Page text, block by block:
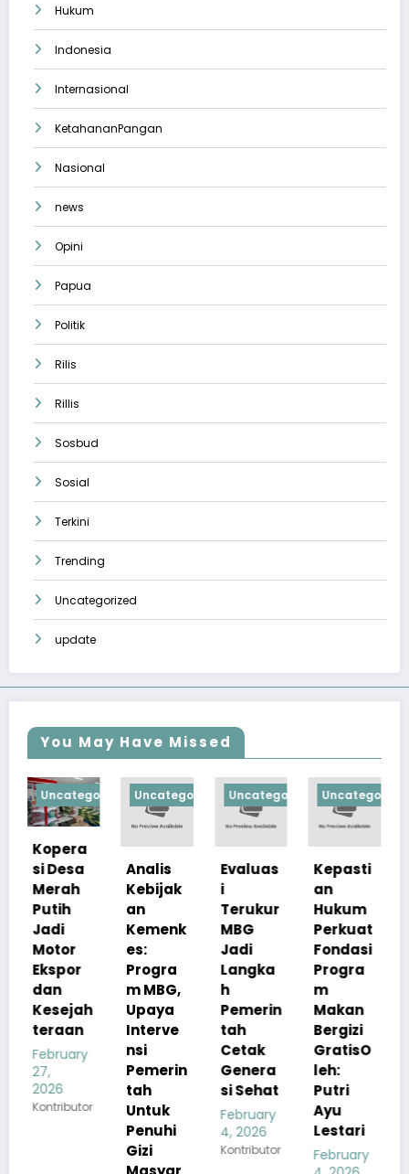
Hukum
Indonesia
Internasional
KetahananPangan
Nasional
news
Opini
Papua
Politik
Rilis
Rillis
Sosbud
Sosial
Terkini
Trending
Uncategorized
update
You May Have Missed
Uncategorized
Analis
Kebijak
an
Kemenk
es:
Progra
m MBG,
Upaya
Interve
nsi
Pemerin
tah
Untuk
Uncategorized
Evaluas
i
Terukur
MBG
Jadi
Langka
h
Pemerin
tah
Cetak
Genera
si Sehat
February
4, 2026
Kontributor
Uncategorized
Kepasti
Hukum
Perkuat
Fondasi
Progra
Makan
Bergizi
GratisO
leh:
Putri
Ayu
Lestari
February
Apresia
si
Pemerin
tah
Pastika
n
Kualita
s Menu
MBG
Tetap
Sesuai
Standar
Gizi
February
4, 2026
Kontributor